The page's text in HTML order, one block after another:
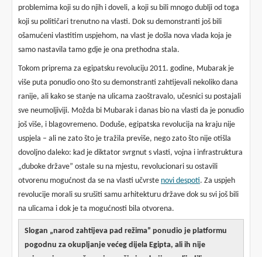
problemima koji su do njih i doveli, a koji su bili mnogo dublji od toga
koji su političari trenutno na vlasti. Dok su demonstranti još bili
ošamućeni vlastitim uspjehom, na vlast je došla nova vlada koja je
samo nastavila tamo gdje je ona prethodna stala.
Tokom priprema za egipatsku revoluciju 2011. godine, Mubarak je
više puta ponudio ono što su demonstranti zahtijevali nekoliko dana
ranije, ali kako se stanje na ulicama zaoštravalo, učesnici su postajali
sve neumoljiviji. Možda bi Mubarak i danas bio na vlasti da je ponudio
još više, i blagovremeno. Doduše, egipatska revolucija na kraju nije
uspjela – ali ne zato što je tražila previše, nego zato što nije otišla
dovoljno daleko: kad je diktator svrgnut s vlasti, vojna i infrastruktura
„duboke države” ostale su na mjestu, revolucionari su ostavili
otvorenu mogućnost da se na vlasti učvrste novi despoti. Za uspjeh
revolucije morali su srušiti samu arhitekturu države dok su svi još bili
na ulicama i dok je ta mogućnosti bila otvorena.
Slogan „narod zahtijeva pad režima” ponudio je platformu
pogodnu za okupljanje većeg dijela Egipta, ali ih nije